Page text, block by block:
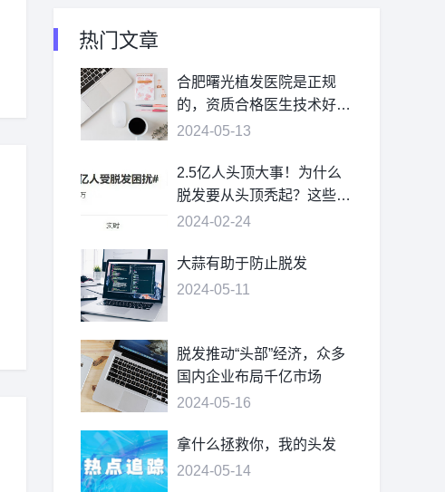
热门文章
合肥曙光植发医院是正规
的，资质合格医生技术好价
格不贵
2024-05-13
2.5亿人头顶大事！为什么
脱发要从头顶秃起？这些疑
问，一次讲清
2024-02-24
大蒜有助于防止脱发
2024-05-11
脱发推动“头部”经济，众多
国内企业布局千亿市场
2024-05-16
拿什么拯救你，我的头发
2024-05-14